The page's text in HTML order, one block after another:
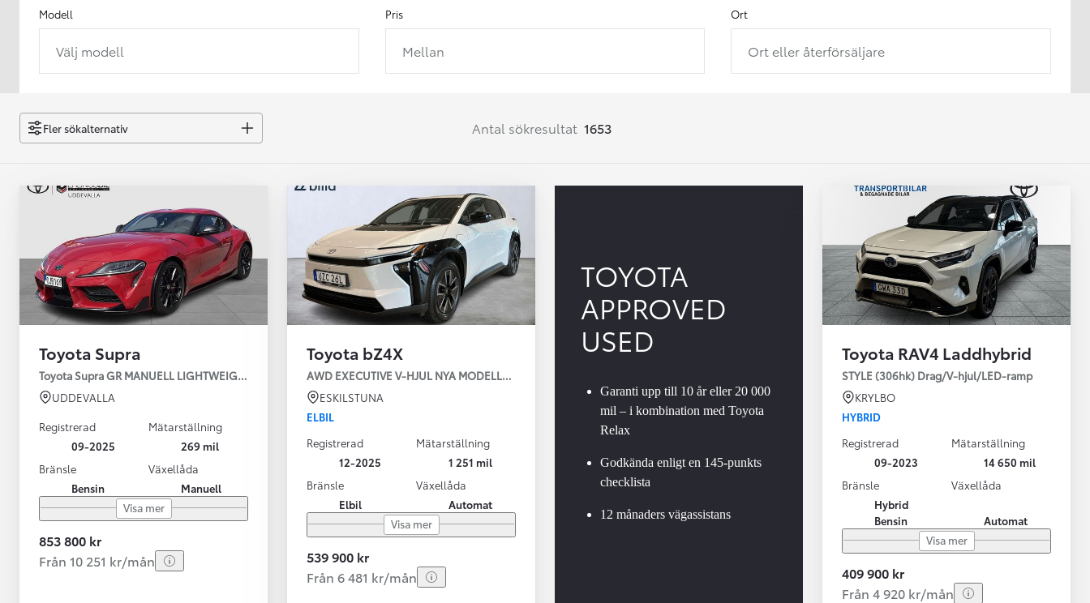
Från 238 900 kr
Easy Billån
GR Yaris
BENSIN
Från 599 900 kr
Corolla
HYBRID
Från 324 900 kr
Från 3 194 kr/mån
HYBRID
Toyota C-HR
Vi har Sveriges mest nöjda
Modell
Välj modell
Pris
Mellan
Ort
Ort eller återförsäljare
Fler sökalternativ Antal sökresultat 1653
Toyota Supra
Toyota Supra GR MANUELL LIGHTWEIGHT EVO / OMG LEV! MOMSBIL!
UDDEVALLA
Registrerad
09-2025
Mätarställning
269 mil
Bränsle
Bensin
Växellåda
Manuell
Visa mer
853 800 kr
Från 10 251 kr/mån
Toyota bZ4X
AWD EXECUTIVE V-HJUL NYA MODELLEN
ESKILSTUNA
ELBIL
Registrerad
12-2025
Mätarställning
1 251 mil
Bränsle
Elbil
Växellåda
Automat
Visa mer
539 900 kr
Från 6 481 kr/mån
TOYOTA
APPROVED
USED
Garanti upp till 10 år eller 20 000
mil – i kombination med Toyota
Relax
Godkända enligt en 145-punkts
checklista
12 månaders vägassistans
Toyota RAV4 Laddhybrid
STYLE (306hk) Drag/V-hjul/LED-ramp
KRYLBO
HYBRID
Registrerad
09-2023
Mätarställning
14 650 mil
Bränsle
Hybrid
Bensin
Växellåda
Automat
Visa mer
409 900 kr
Från 4 920 kr/mån